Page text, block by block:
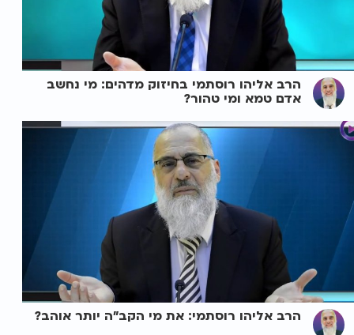
הרב אליהו רוסתמי בחיזוק מדהים: מי נחשב
אדם טמא ומי טהור?
הרב אליהו רוסתמי: את מי הקב"ה יותר אוהב?